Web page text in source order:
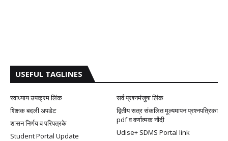
USEFUL TAGLINES
स्वाध्याय उपक्रम लिंक
सर्व प्रश्नमंजुषा लिंक
शिक्षक बदली अपडेट
द्वितीय सत्र संकलित मूल्यमापन प्रश्नपत्रिका
pdf व वर्णात्मक नोंदी
शासन निर्णय व परिपत्रके
Udise+ SDMS Portal link
Student Portal Update